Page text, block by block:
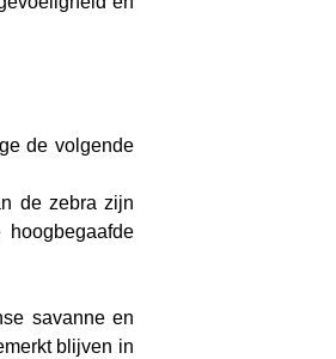
de volgende
de zebra zijn
savanne en
blijven in